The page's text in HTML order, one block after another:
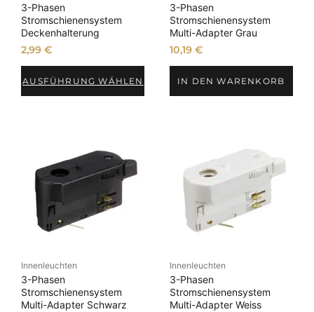
3-Phasen
Stromschienensystem
Deckenhalterung
2,99€
AUSFÜHRUNG WÄHLEN
3-Phasen
Stromschienensystem
Multi-Adapter Grau
10,19 €
IN DEN WARENKORB
Innenleuchten
3-Phasen
Stromschienensystem
Multi-Adapter Schwarz
Innenleuchten
3-Phasen
Stromschienensystem
Multi-Adapter Weiss